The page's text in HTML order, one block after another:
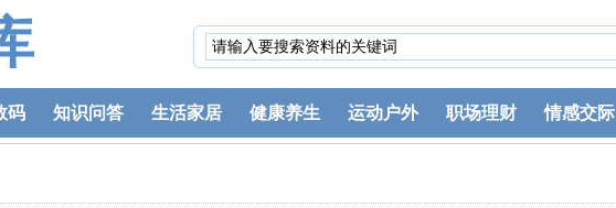
码 知识问答 生活家居 健康养生 运动户外 职场理财 情感交际